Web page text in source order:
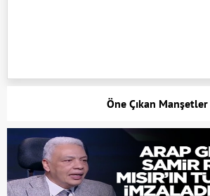
Öne Çıkan Manşetler